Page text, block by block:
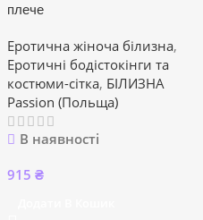
плече
Еротична жіноча білизна,
Еротичні бодістокінги та
костюми-сітка, БІЛИЗНА
Passion (Польща)
В наявності
915 ₴